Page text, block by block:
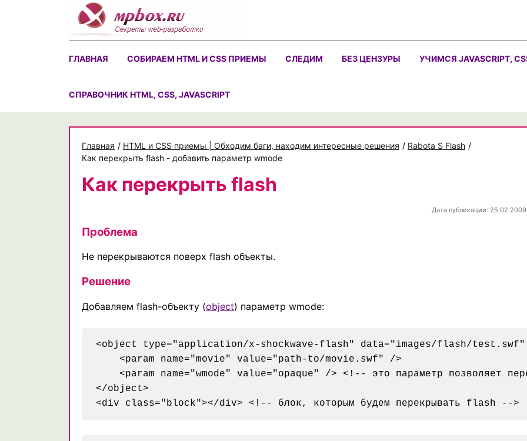
ГЛАВНАЯ СОБИРАЕМ HTML И CSS ПРИЕМЫ СЛЕДИМ БЕЗ ЦЕНЗУРЫ УЧИМСЯ JAVASCRIPT,
CПРАВОЧНИК HTML, CSS, JAVASCRIPT
Главная / HTML и CSS приемы | Обходим баги, находим интересные решения / Rabota S Flash /
Как перекрыть flash - добавить параметр wmode
Как перекрыть flash
Дата публикации: 25.02.2009
Проблема
Не перекрываются поверх flash объекты.
Решение
Добавляем flash-объекту (object) параметр wmode:
<object type="application/x-shockwave-flash" data="images/flash/test.swf"
    <param name="movie" value="path-to/movie.swf" />
<param name="wmode" value="opaque" /> <!-- это параметр позволяет
</object>